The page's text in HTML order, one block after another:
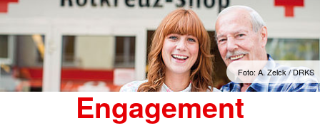
Foto: A. Zelck / DRKS
Engagement